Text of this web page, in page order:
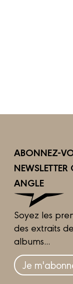
ABONNEZ-
ANGLE
Soyez les
des extraits
albums...
Je